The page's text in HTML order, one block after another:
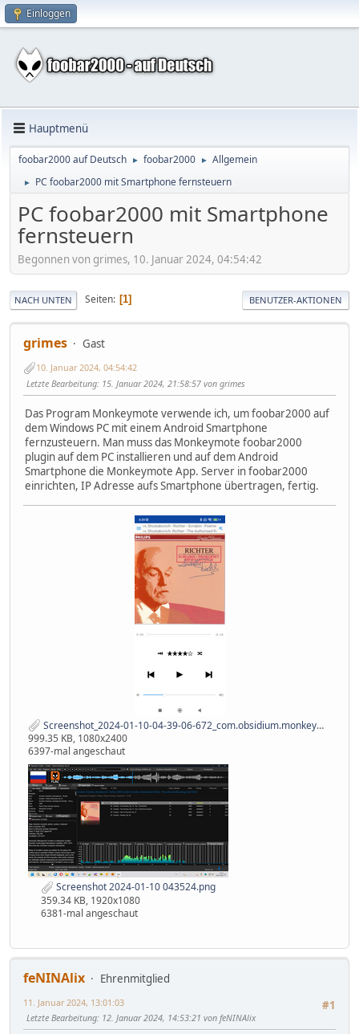
Einloggen
Hauptmenü
foobar2000 auf Deutsch ► foobar2000 ► Allgemein
► PC foobar2000 mit Smartphone fernsteuern
PC foobar2000 mit Smartphone
fernsteuern
Begonnen von grimes, 10. Januar 2024, 04:54:42
NACH UNTEN Seiten 1 BENUTZER-AKTIONEN
grimes Gast
10. Januar 2024, 04:54:42
Letzte Bearbeitung: 15. Januar 2024, 21:58:57 von grimes
Das Program Monkeymote verwende ich, um foobar2000 auf
dem Windows PC mit einem Android Smartphone
fernzusteuern. Man muss das Monkeymote foobar2000
plugin auf dem PC installieren und auf dem Android
Smartphone die Monkeymote App. Server in foobar2000
einrichten, IP Adresse aufs Smartphone übertragen, fertig.
Screenshot_2024-01-10-04-39-06-672_com.obsidium.monkeymotelite.jpg
999.35 KB, 1080x2400
6397-mal angeschaut
Screenshot 2024-01-10 043524.png
359.34 KB, 1920x1080
6381-mal angeschaut
feNINAlix
Ehrenmitglied
#1
11. Januar 2024, 13:01:03
Letzte Bearbeitung: 12. Januar 2024, 14:53:21 von feNINAlix